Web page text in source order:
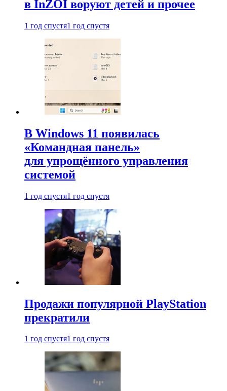
в InZOI воруют детей и прочее
1 год спустя1 год спустя
В Windows 11 появилась
«Командная панель»
для упрощённого управления
системой
1 год спустя1 год спустя
Продажи популярной PlayStation
прекратили
1 год спустя1 год спустя